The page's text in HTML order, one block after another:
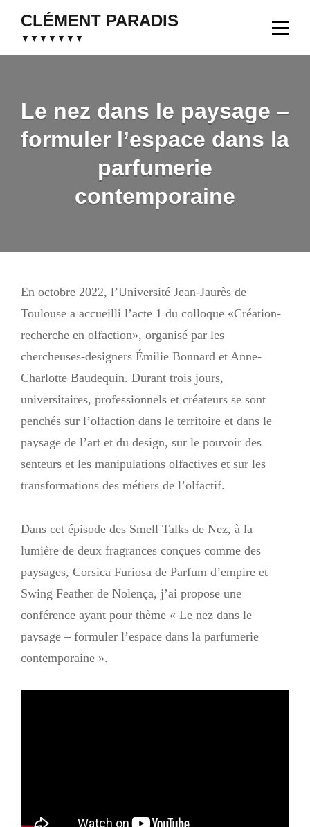
contenu
CLÉMENT PARADIS
▼▼▼▼▼▼▼
Le nez dans le paysage –
formuler l’espace dans la
parfumerie
contemporaine
En octobre 2022, l’Université Jean-Jaurès de
Toulouse a accueilli l’acte 1 du colloque «Création-
recherche en olfaction», organisé par les
chercheuses-designers Émilie Bonnard et Anne-
Charlotte Baudequin. Durant trois jours,
universitaires, professionnels et créateurs se sont
penchés sur l’olfaction dans le territoire et dans le
paysage de l’art et du design, sur le pouvoir des
senteurs et les manipulations olfactives et sur les
transformations des métiers de l’olfactif.
Dans cet épisode des Smell Talks de Nez, à la
lumière de deux fragrances conçues comme des
paysages, Corsica Furiosa de Parfum d’empire et
Swing Feather de Nolença, j’ai propose une
conférence ayant pour thème « Le nez dans le
paysage – formuler l’espace dans la parfumerie
contemporaine ».
Navigation
de
l’article